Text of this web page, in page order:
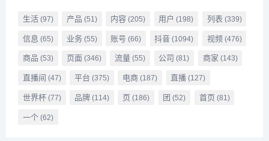
生活(97) 产品 (51) 内容 (205) 用户 (198) 列表 (339)
信息 (65) 业务(55) 账号 (66) 抖音 (1094) 视频(476)
商品 (53) 页面 (346) 流量 (55) 公司 (81) 商家 (143)
直播间 (47) 平台 (375) 电商 (187) 直播 (127)
世界杯(77) 品牌(114) 页 (186) 团 (52) 首页 (81)
一个(62)